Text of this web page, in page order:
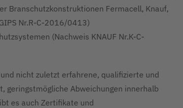
Branschutzkonstruktionen Fermacell, Knauf,
Nr.R-C-2016/0413)
(Nachweis KNAUF Nr.K-C-
nicht zuletzt erfahrene, qualifizierte und
geringstmögliche Abweichungen innerhalb
es auch Zertifikate und